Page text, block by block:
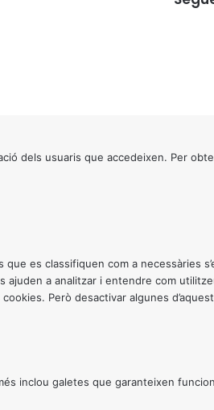
dels usuaris que accedeixen. Per
es classifiquen com a necessàries
a analitzar i entendre com
Però desactivar algunes
inclou galetes que garanteixen